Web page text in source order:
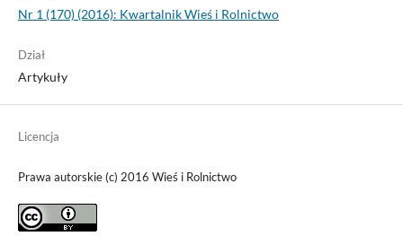
Nr 1 (170) (2016): Kwartalnik Wieś i Rolnictwo
Dział
Artykuły
Licencja
Prawa autorskie (c) 2016 Wieś i Rolnictwo